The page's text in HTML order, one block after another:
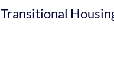
Transitional